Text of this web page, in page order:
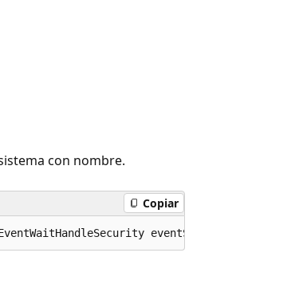
con nombre.
Copiar
eventSecurity);